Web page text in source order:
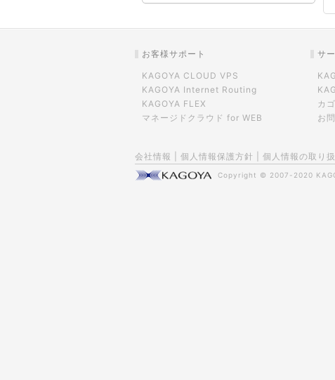
お客様サポート
KAGOYA CLOUD VPS
KAGOYA Internet Routing
KAGOYA FLEX
マネージドクラウド for WEB
サ
カ
お
会社情報 個人情報保護方針 個人情報の取り
Copyright © 2007-2020